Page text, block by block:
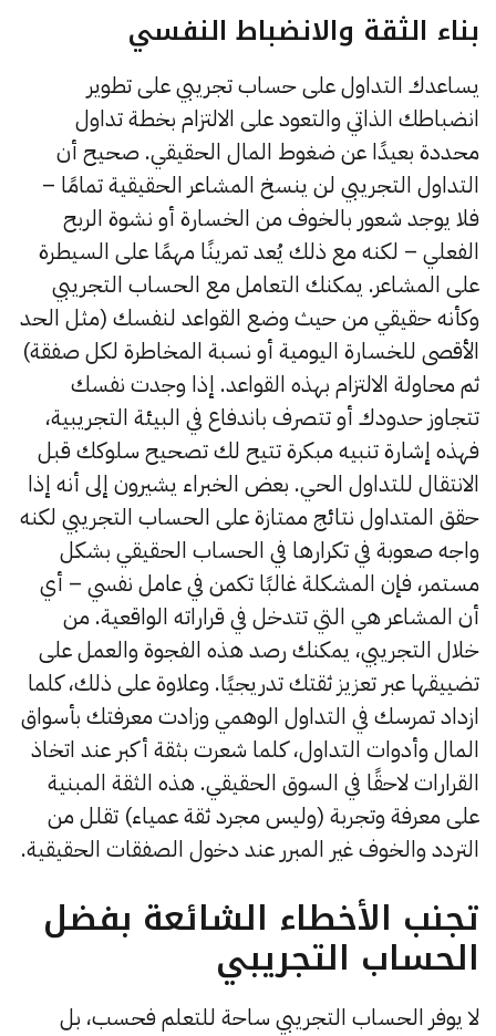
بناء‎ الثقة والانضباط النفسي
يساعدك التداول على حساب تجريبي على تطوير
انضباطك الذاتي والتعود على الالتزام بخطة تداول
محددة بعيدًا عن ضغوط المال الحقيقي. صحيح أن
التداول التجريبي لن ينسخ المشاعر الحقيقية تمامًا –
فلا يوجد شعور بالخوف من الخسارة أو نشوة الربح
الفعلي – لكنه مع ذلك يُعد تمرينًا مهمًا على السيطرة
على المشاعر. يمكنك التعامل مع الحساب التجريبي
وكأنه حقيقي من حيث وضع القواعد لنفسك (مثل الحد
الأقصى للخسارة اليومية أو نسبة المخاطرة لكل صفقة)
ثم محاولة الالتزام بهذه القواعد. إذا وجدت نفسك
تتجاوز حدودك أو تتصرف باندفاع في البيئة التجريبية،
فهذه إشارة تنبيه مبكرة تتيح لك تصحيح سلوكك قبل
الانتقال للتداول الحي. بعض الخبراء يشيرون إلى أنه إذا
حقق المتداول نتائج ممتازة على الحساب التجريبي لكنه
واجه صعوبة في تكرارها في الحساب الحقيقي بشكل
مستمر، فإن المشكلة غالبًا تكمن في عامل نفسي – أي
أن المشاعر هي التي تتدخل في قراراته الواقعية. من
خلال التجريبي، يمكنك رصد هذه الفجوة والعمل على
تضييقها عبر تعزيز ثقتك تدريجيًا. وعلاوة على ذلك، كلما
ازداد تمرسك في التداول الوهمي وزادت معرفتك بأسواق
المال وأدوات التداول، كلما شعرت بثقة أكبر عند اتخاذ
القرارات لاحقًا في السوق الحقيقي. هذه الثقة المبنية
على معرفة وتجربة (وليس مجرد ثقة عمياء) تقلل من
التردد والخوف غير المبرر عند دخول الصفقات الحقيقية.
تجنب الأخطاء الشائعة بفضل
الحساب التجريبي
لا يوفر الحساب التجريبي ساحة للتعلم فحسب، بل